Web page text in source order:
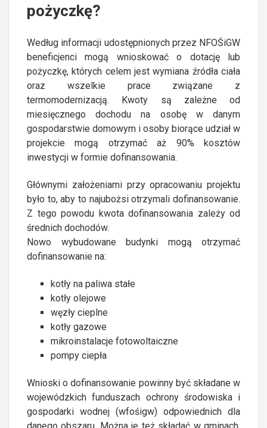
pożyczkę?
Według informacji udostępnionych przez NFOŚiGW
beneficjenci mogą wnioskować o dotację lub
pożyczkę, których celem jest wymiana źródła ciała
oraz wszelkie prace związane z
termomodernizacją. Kwoty są zależne od
miesięcznego dochodu na osobę w danym
gospodarstwie domowym i osoby biorące udział w
projekcie mogą otrzymać aż 90% kosztów
inwestycji w formie dofinansowania.
Głównymi założeniami przy opracowaniu projektu
było to, aby to najubożsi otrzymali dofinansowanie.
Z tego powodu kwota dofinansowania zależy od
średnich dochodów.
Nowo wybudowane budynki mogą otrzymać
dofinansowanie na:
kotły na paliwa stałe
kotły olejowe
węzły cieplne
kotły gazowe
mikroinstalacje fotowoltaiczne
pompy ciepła
Wnioski o dofinansowanie powinny być składane w
wojewódzkich funduszach ochrony środowiska i
gospodarki wodnej (wfośigw) odpowiednich dla
danego obszaru. Można je też składać w gminach,